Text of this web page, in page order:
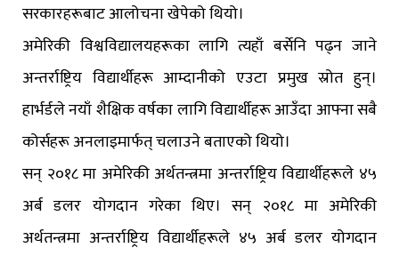
सरकारहरूबाट आलोचना खेपेको थियो।
अमेरिकी विश्वविद्यालयहरूका लागि त्यहाँ बर्सेनि पढ्न जाने
अन्तर्राष्ट्रिय विद्यार्थीहरू आम्दानीको एउटा प्रमुख स्रोत हुन्।
हार्भर्डले नयाँ शैक्षिक वर्षका लागि विद्यार्थीहरू आउँदा आफ्ना सबै
कोर्सहरू अनलाइमार्फत् चलाउने बताएको थियो।
सन् २०१८ मा अमेरिकी अर्थतन्त्रमा अन्तर्राष्ट्रिय विद्यार्थीहरूले ४५
अर्ब डलर योगदान गरेका थिए। सन् २०१८ मा अमेरिकी
अर्थतन्त्रमा अन्तर्राष्ट्रिय विद्यार्थीहरूले ४५ अर्ब डलर योगदान